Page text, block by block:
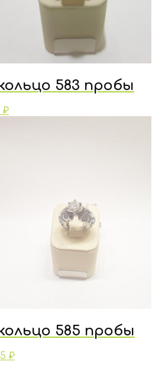
583 пробы
₽
585 пробы
₽